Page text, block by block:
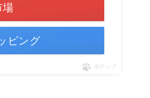
場
ピング
ポチップ